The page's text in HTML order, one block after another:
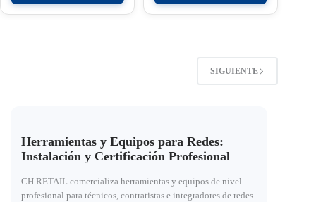
SIGUIENTE
Herramientas y Equipos para Redes:
Instalación y Certificación Profesional
CH RETAIL comercializa herramientas y equipos de nivel
profesional para técnicos, contratistas e integradores de redes